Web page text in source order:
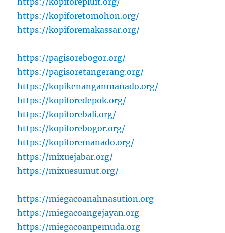
https://kopiforetomohon.org/
https://kopiforemakassar.org/
https://pagisorebogor.org/
https://pagisoretangerang.org/
https://kopikenanganmanado.org/
https://kopiforedepok.org/
https://kopiforebali.org/
https://kopiforebogor.org/
https://kopiforemanado.org/
https://mixuejabar.org/
https://mixuesumut.org/
https://miegacoanahnasution.org
https://miegacoangejayan.org
https://miegacoanpemuda.org